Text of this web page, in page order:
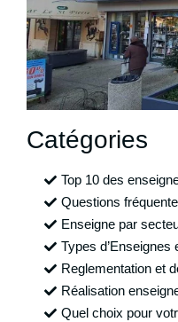
Catégories
Top 10 des
Questions
Enseigne par
Types
Reglementation et
Réalisation
Quel choix pour